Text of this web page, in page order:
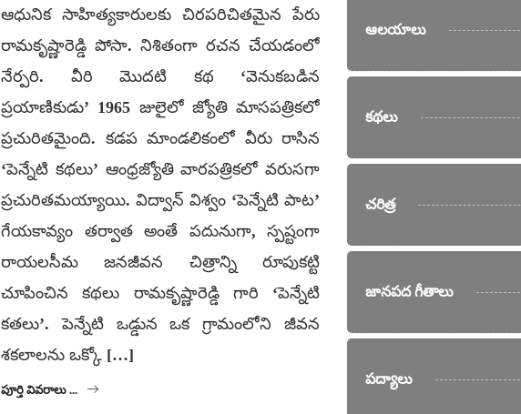
ఆధునిక సాహిత్యకారులకు చిరపరిచితమైన పేరు
రామకృష్ణారెడ్డి పోసా. నిశితంగా రచన చేయడంలో
నేర్పరి. వీరి మొదటి కథ ‘వెనుకబడిన
ప్రయాణికుడు’ 1965 జులైలో జ్యోతి మాసపత్రికలో
ప్రచురితమైంది. కడప మాండలికంలో వీరు రాసిన
‘పెన్నేటి కథలు’ ఆంధ్రజ్యోతి వారపత్రికలో వరుసగా
ప్రచురితమయ్యాయి. విద్వాన్ విశ్వం ‘పెన్నేటి పాట’
గేయకావ్యం తర్వాత అంతే పదునుగా, స్పష్టంగా
రాయలసీమ జనజీవన చిత్రాన్ని రూపుకట్టి
చూపించిన కథలు రామకృష్ణారెడ్డి గారి ‘పెన్నేటి
కతలు’. పెన్నేటి ఒడ్డున ఒక గ్రామంలోని జీవన
శకలాలను ఒక్కో […]
పూర్తి వివరాలు ...
ఆలయాలు
కథలు
చరిత్ర
జానపద గీతాలు
పద్యాలు